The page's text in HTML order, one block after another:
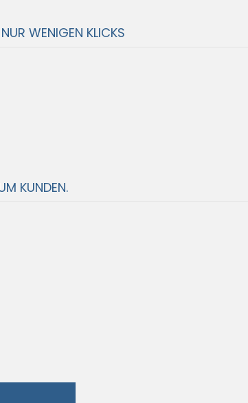
WENIGEN KLICKS
KUNDEN.